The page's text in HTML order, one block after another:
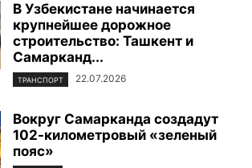
В Узбекистане начинается
крупнейшее дорожное
строительство: Ташкент и
Самарканд...
ТРАНСПОРТ 22.07.2026
Вокруг Самарканда создадут
102-километровый «зеленый
пояс»